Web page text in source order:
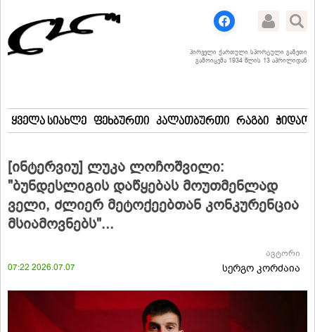
პირველი ქართული სპორტული გაზეთი
გამოიცემა 1934 წლის 13 აპრილიდან
ყველა სიახლე ფეხბურთი კალათბურთი რაგბი
[ინტერვიუ] ლუკა ლოჩოშვილი:
"ბუნდესლიგის დაწყებას მოუთმენლად
ველი, ძლიერ მეტოქეებთან კონკურენცია
მსიამოვნებს"...
07:22 2026.07.07
ავტორი
სერგო კორძაია